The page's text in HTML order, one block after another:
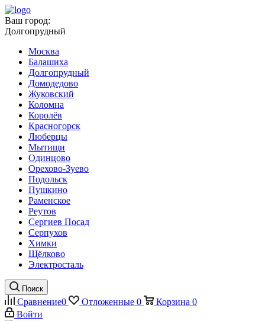
Ваш город:
Долгопрудный
Москва
Балашиха
Долгопрудный
Домодедово
Жуковский
Коломна
Королёв
Красногорск
Люберцы
Мытищи
Одинцово
Орехово-Зуево
Подольск
Пушкино
Раменское
Реутов
Сергиев Посад
Серпухов
Химки
Щёлково
Электросталь
Поиск
Сравнение0 Отложенные 0 Корзина 0
Войти